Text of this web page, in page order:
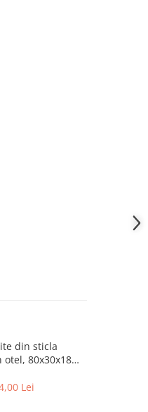
din sticla
80x30x180
Lei